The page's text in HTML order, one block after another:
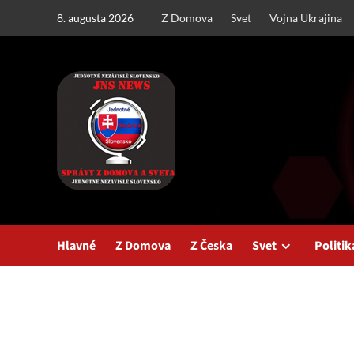
8. augusta 2026 Z Domova Svet Vojna Ukrajina
Hlavné Z Domova Z Česka Svet